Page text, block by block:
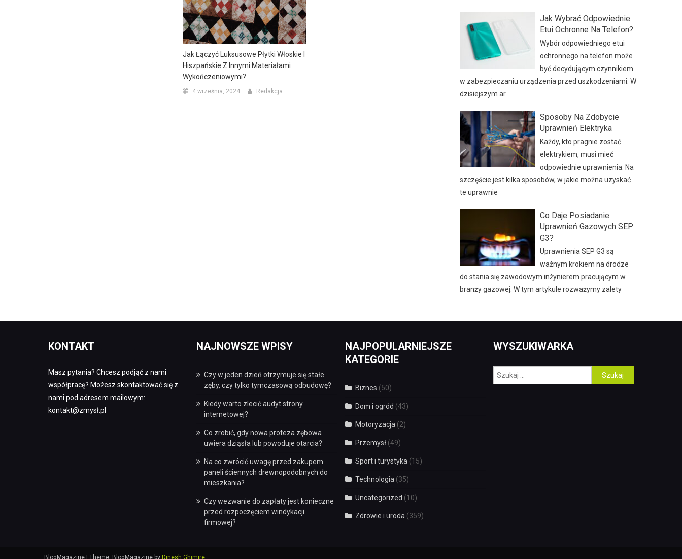
Jak Łączyć Luksusowe Płytki Włoskie I
Hiszpańskie Z Innymi Materiałami
Wykończeniowymi?
4 września, 2024 Redakcja
Jak Wybrać Odpowiednie
Etui Ochronne Na Telefon?
Wybór odpowiedniego etui
ochronnego na telefon może
być decydującym czynnikiem
w zabezpieczaniu urządzenia przed uszkodzeniami. W
dzisiejszym ar
Sposoby Na Zdobycie
Uprawnień Elektryka
Każdy, kto pragnie zostać
elektrykiem, musi mieć
odpowiednie uprawnienia. Na
szczęście jest kilka sposobów, w jakie można uzyskać
te uprawnie
Co Daje Posiadanie
Uprawnień Gazowych SEP
G3?
Uprawnienia SEP G3 są
ważnym krokiem na drodze
do stania się zawodowym inżynierem pracującym w
branży gazowej. W tym artykule rozważymy zalety
KONTAKT
Masz pytania? Chcesz podjąć z nami
współpracę? Możesz skontaktować się z
nami pod adresem mailowym:
kontakt@zmysł.pl
NAJNOWSZE WPISY
Czy w jeden dzień otrzymuje się stałe
zęby, czy tylko tymczasową odbudowę?
Kiedy warto zlecić audyt strony
internetowej?
Co zrobić, gdy nowa proteza zębowa
uwiera dziąsła lub powoduje otarcia?
Na co zwrócić uwagę przed zakupem
paneli ściennych drewnopodobnych do
mieszkania?
Czy wezwanie do zapłaty jest konieczne
przed rozpoczęciem windykacji
firmowej?
NAJPOPULARNIEJSZE
KATEGORIE
Biznes (50)
Dom i ogród (43)
Motoryzacja (2)
Przemysł(49)
Sport i turystyka (15)
Technologia (35)
Uncategorized (10)
Zdrowie i uroda (359)
WYSZUKIWARKA
Szukaj:
BlogMagazine Theme: BlogMagazine by Dinesh Ghimire